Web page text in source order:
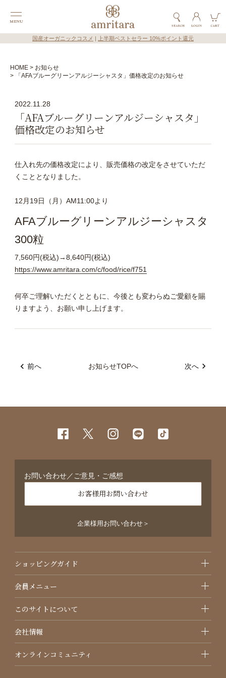
国産オーガニックコスメ 上半期ベストセラー 10%ポイント還元
HOME
お知らせ
「AFAブルーグリーンアルジーシャスタ」価格改定のお知らせ
2022.11.28
「AFAブルーグリーンアルジーシャスタ」
価格改定のお知らせ
仕入れ先の価格改定により、販売価格の改定をさせていただ
くこととなりました。
12月19日（月）AM11:00より
AFAブルーグリーンアルジーシャスタ
300粒
7,560円(税込)→8,640円(税込)
https://www.amritara.com/c/food/rice/f751
何卒ご理解いただくとともに、今後とも変わらぬご愛顧を賜
りますよう、お願い申し上げます。
前へ お知らせTOPへ 次へ
お問い合わせ／ご意見・ご感想
お客様用お問い合わせ
企業様用お問い合わせ＞
ショッピングガイド
会員メニュー
このサイトについて
会社情報
オンラインコミュニティ